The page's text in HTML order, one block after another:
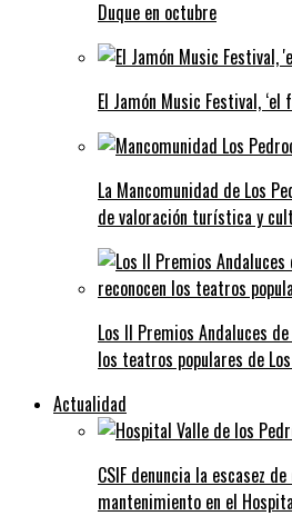
Duque en octubre
El Jamón Music Festival,
La Mancomunidad de Los
de valoración turística y
Los II Premios Andaluces
los teatros populares de
Actualidad
CSIF denuncia la escasez
mantenimiento en el